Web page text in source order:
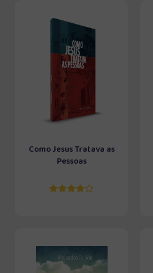
Como Jesus Tratava as
Pessoas